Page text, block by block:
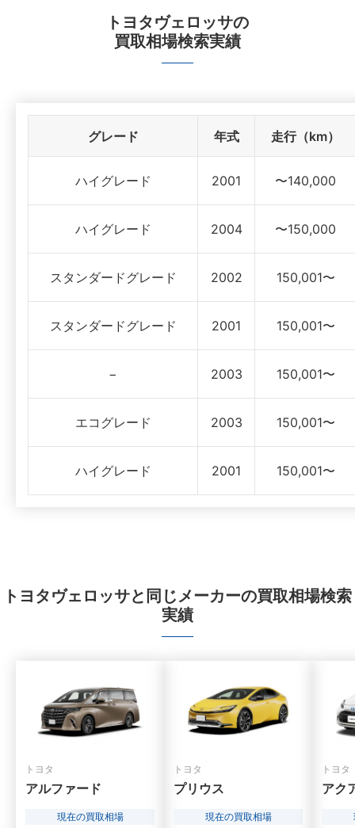
トヨタヴェロッサの
買取相場検索実績
グレード 年式 走行（km）
ハイグレード 2001 〜140,000
ハイグレード 2004 〜150,000
スタンダードグレード 2002 150,001〜
スタンダードグレード 2001 150,001〜
− 2003 150,001〜
エコグレード 2003 150,001〜
ハイグレード 2001 150,001〜
トヨタヴェロッサと同じメーカーの買取相場検索
実績
トヨタ
アルファード
現在の買取相場
トヨタ
プリウス
現在の買取相場
トヨタ
アク